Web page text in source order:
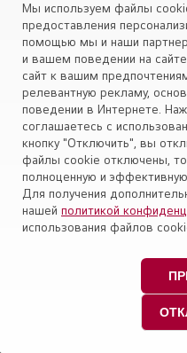
Скачать
Скачать
Скачать
Мы используем файлы
предоставления
помощью мы и наши
и вашем поведении на
сайт к вашим
релевантную рекламу,
поведении в Интернете.
соглашаетесь с
кнопку "Отключить", вы
файлы cookie отключены,
полноценную и эффективную
Для получения
нашей политикой
использования файлов